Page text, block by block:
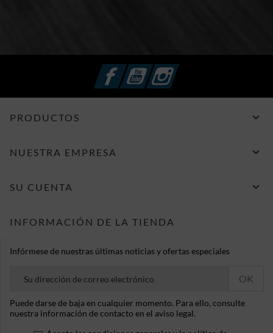
FacebookYouTubeInstagram
PRODUCTOS 
NUESTRA EMPRESA 
SU CUENTA 
INFORMACIÓN DE LA TIENDA
Infórmese de nuestras últimas noticias y ofertas especiales
Puede darse de baja en cualquier momento. Para ello, consulte
nuestra información de contacto en el aviso legal.